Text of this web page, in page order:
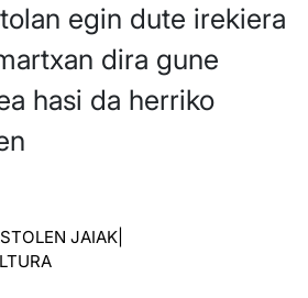
egin dute irekiera
dira gune
hasi da herriko
JAIAK